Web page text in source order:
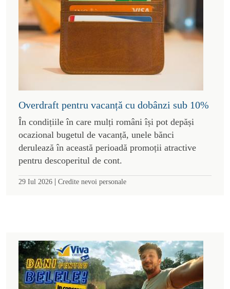
Overdraft pentru vacanță cu dobânzi sub 10%
În condițiile în care mulți români își pot depăși
ocazional bugetul de vacanță, unele bănci
derulează în această perioadă promoții atractive
pentru descoperitul de cont.
29 Iul 2026 | Credite nevoi personale